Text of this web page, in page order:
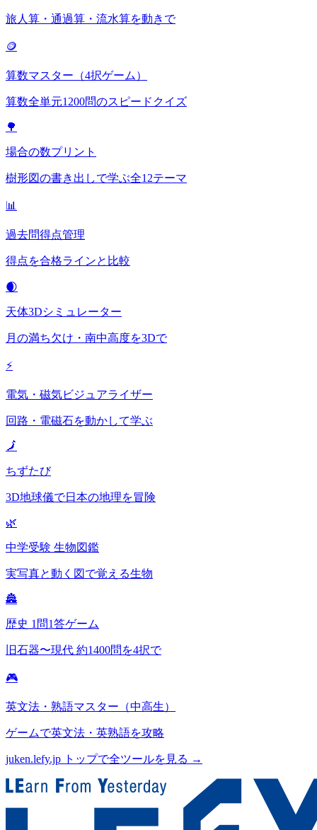
旅人算・通過算・流水算を動きで
🪙
算数マスター（4択ゲーム）
算数全単元1200問のスピードクイズ
🌳
場合の数プリント
樹形図の書き出しで学ぶ全12テーマ
📊
過去問得点管理
得点を合格ラインと比較
🌒
天体3Dシミュレーター
月の満ち欠け・南中高度を3Dで
⚡
電気・磁気ビジュアライザー
回路・電磁石を動かして学ぶ
🗾
ちずたび
3D地球儀で日本の地理を冒険
🌿
中学受験 生物図鑑
実写真と動く図で覚える生物
🏯
歴史 1問1答ゲーム
旧石器〜現代 約1400問を4択で
🎮
英文法・熟語マスター（中高生）
ゲームで英文法・英熟語を攻略
juken.lefy.jp トップで全ツールを見る →